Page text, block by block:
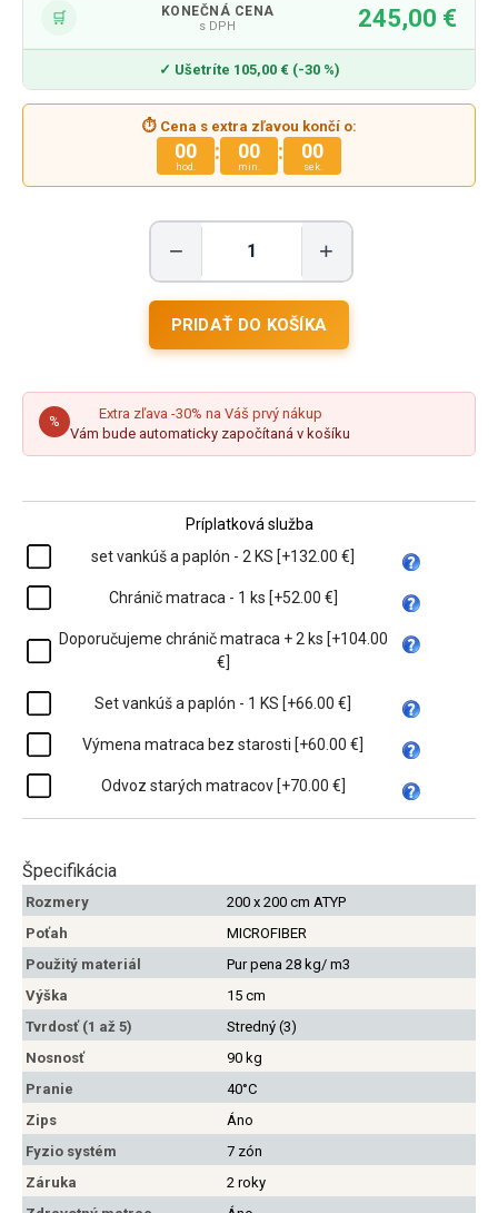
🛒 KONEČNÁ CENA
s DPH 245,00 €
✓ Ušetríte 105,00 € (-30 %)
⏱ Cena s extra zľavou končí o:
00
hod.
: 00
min.
: 00
sek.
− +
%
Extra zľava -30% na Váš prvý nákup
Vám bude automaticky započítaná v košíku
Príplatková služba
set vankúš a paplón - 2 KS [+132.00 €]
Chránič matraca - 1 ks [+52.00 €]
Doporučujeme chránič matraca + 2 ks [+104.00
€]
Set vankúš a paplón - 1 KS [+66.00 €]
Výmena matraca bez starosti [+60.00 €]
Odvoz starých matracov [+70.00 €]
Špecifikácia
Rozmery
200 x 200 cm ATYP
Poťah
MICROFIBER
Použitý materiál
Pur pena 28 kg/ m3
Výška
15 cm
Tvrdosť (1 až 5)
Stredný (3)
Nosnosť
90 kg
Pranie
40°C
Zips
Áno
Fyzio systém
7 zón
Záruka
2 roky